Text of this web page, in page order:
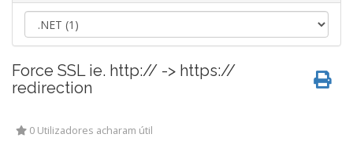
Force SSL ie. http:// -> https://
redirection
0 Utilizadores acharam útil